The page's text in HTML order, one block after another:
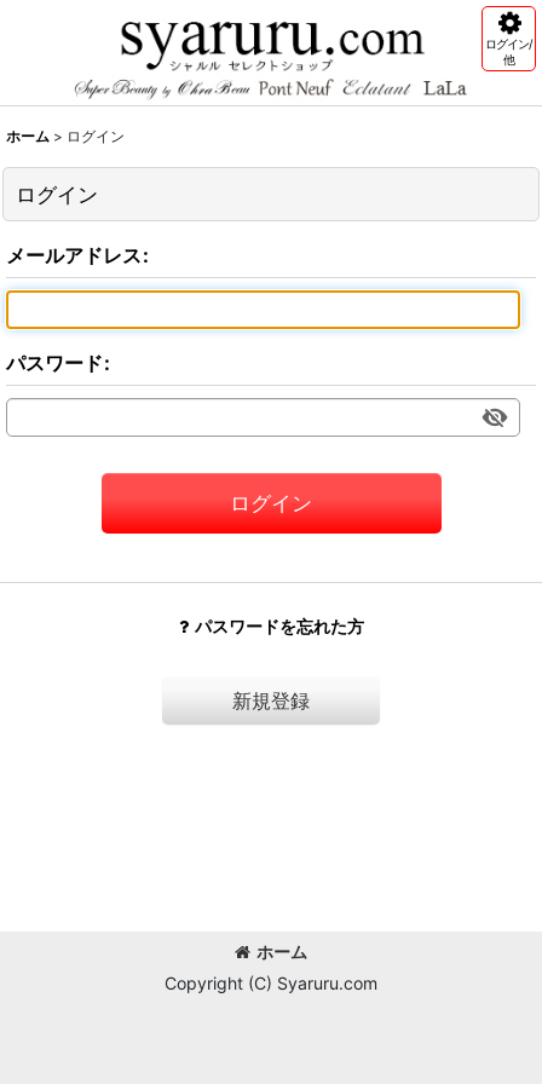
ログイン/
他
ホーム > ログイン
ログイン
メールアドレス:
パスワード:
ログイン
パスワードを忘れた方
新規登録
ホーム
Copyright (C) Syaruru.com